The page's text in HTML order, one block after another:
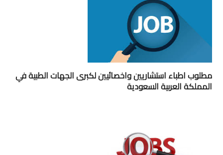
مطلوب اطباء استشاريين واخصائيين لكبرى الجهات الطبية في
المملكة العربية السعودية